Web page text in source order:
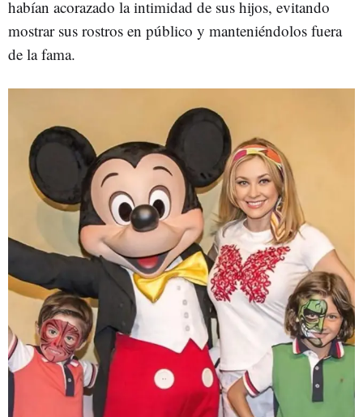
habían acorazado la intimidad de sus hijos, evitando
mostrar sus rostros en público y manteniéndolos fuera
de la fama.